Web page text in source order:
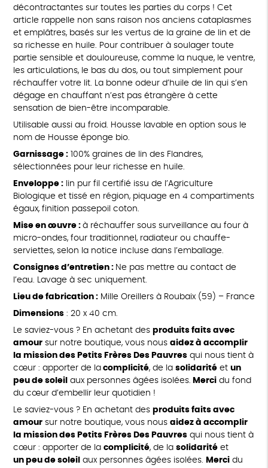
décontractantes sur toutes les parties du corps ! Cet
article rappelle non sans raison nos anciens cataplasmes
et emplâtres, basés sur les vertus de la graine de lin et de
sa richesse en huile. Pour contribuer à soulager toute
partie sensible et douloureuse, comme la nuque, le ventre,
les articulations, le bas du dos, ou tout simplement pour
réchauffer votre lit. La bonne odeur d’huile de lin qui s’en
dégage en chauffant n’est pas étrangère à cette
sensation de bien-être incomparable.
Utilisable aussi au froid. Housse lavable en option sous le
nom de Housse éponge bio.
Garnissage :100% graines de lin des Flandres,
sélectionnées pour leur richesse en huile.
Enveloppe :lin pur fil certifié issu de l’Agriculture
Biologique et tissé en région, piquage en 4 compartiments
égaux, finition passepoil coton.
Mise en œuvre : à réchauffer sous surveillance au four à
micro-ondes, four traditionnel, radiateur ou chauffe-
serviettes, selon la notice incluse dans l’emballage.
Consignes d’entretien : Ne pas mettre au contact de
l’eau. Lavage à sec uniquement.
Lieu de fabrication :Mille Oreillers à Roubaix (59) – France
Dimensions: 20 x 40 cm.
Le saviez-vous ? En achetant des produits faits avec
amoursur notre boutique, vous nous aidez à accomplir
la mission des Petits Frères Des Pauvresqui nous tient à
cœur : apporter de lacomplicité, de la solidaritéet un
peu de soleil aux personnes âgées isolées. Mercidu fond
du cœur d’embellir leur quotidien !
Le saviez-vous ? En achetant des produits faits avec
amoursur notre boutique, vous nous aidez à accomplir
la mission des Petits Frères Des Pauvresqui nous tient à
cœur : apporter de la complicité, de la solidaritéet
un peu de soleil aux personnes âgées isolées. Mercidu